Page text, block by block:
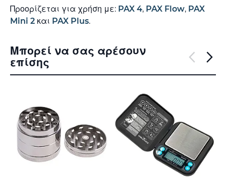
Προορίζεται για χρήση με: PAX 4, PAX Flow, PAX
Mini 2 και PAX Plus.
Μπορεί να σας αρέσουν
επίσης